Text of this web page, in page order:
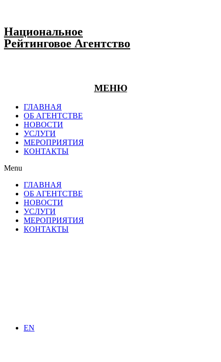
Национальное
Рейтинговое Агентство
МЕНЮ
ГЛАВНАЯ
ОБ АГЕНТСТВЕ
НОВОСТИ
УСЛУГИ
МЕРОПРИЯТИЯ
КОНТАКТЫ
Menu
ГЛАВНАЯ
ОБ АГЕНТСТВЕ
НОВОСТИ
УСЛУГИ
МЕРОПРИЯТИЯ
КОНТАКТЫ
EN